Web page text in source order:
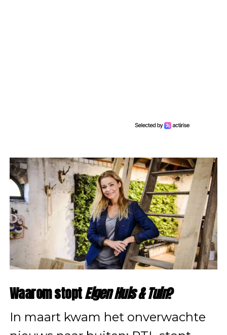
Waarom stoptEigen Huis & Tuin?
In maart kwam het onverwachte